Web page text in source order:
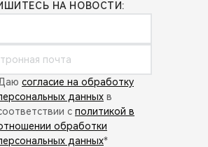
НА НОВОСТИ:
согласие на обработку
данных в
с политикой в
обработки
данных*